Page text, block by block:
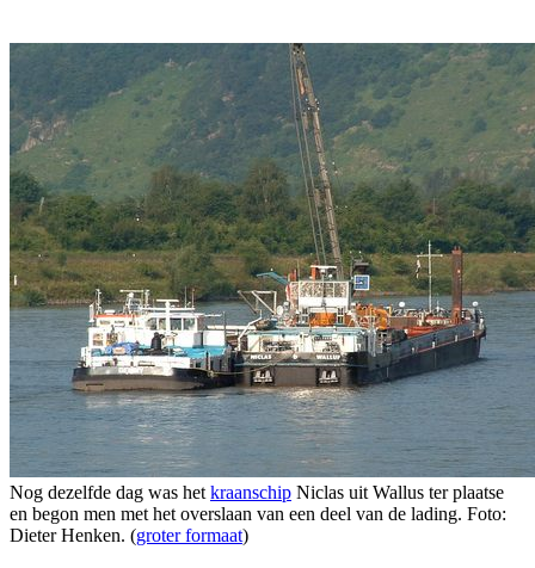
Nog dezelfde dag was het kraanschip Niclas uit Wallus ter plaatse
en begon men met het overslaan van een deel van de lading. Foto:
Dieter Henken. (groter formaat)